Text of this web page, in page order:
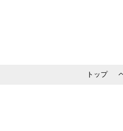
トップ